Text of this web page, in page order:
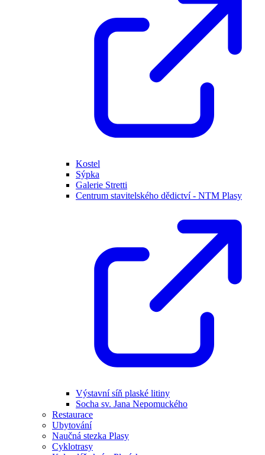
Kostel
Sýpka
Galerie Stretti
Centrum stavitelského dědictví - NTM Plasy
Výstavní síň plaské litiny
Socha sv. Jana Nepomuckého
Restaurace
Ubytování
Naučná stezka Plasy
Cyklotrasy